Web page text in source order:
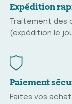
Expédition
Traitement des
(expédition le
Paiement
Faites vos